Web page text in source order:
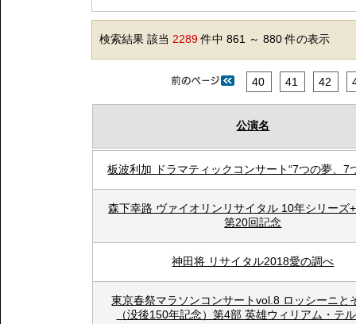
検索結果 該当 2289件中 861 ～ 880 件の表示
40 41 42
公演名
板波利加 ドラマティックコンサート“7つの夢、7
森下幸路 ヴァイオリンリサイタル 10年シリーズ
第20回記念
神田将 リサイタル2018愛の調べ
東京春祭マラソンコンサートvol.8 ロッシーニと
（没後150年記念）第4部 英雄ウィリアム・テ